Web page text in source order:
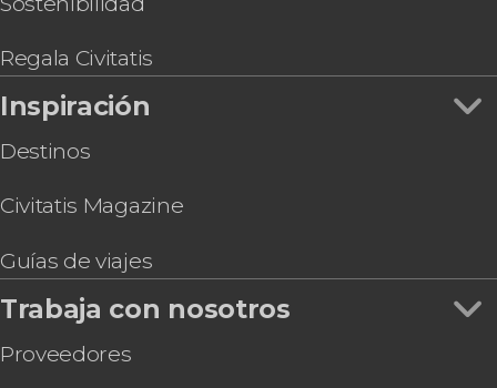
Regala Civitatis
Inspiración
Destinos
Civitatis Magazine
Guías de viajes
Trabaja con nosotros
Proveedores